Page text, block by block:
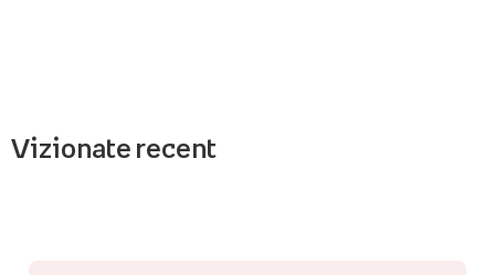
Vizionate recent